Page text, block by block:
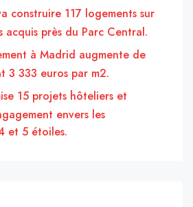
construire 117 logements sur
acquis près du Parc Central.
à Madrid augmente de
3 333 euros par m2.
15 projets hôteliers et
envers les
et 5 étoiles.